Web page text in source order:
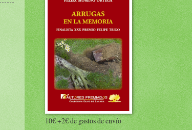
10€ +2€ de gastos de envío